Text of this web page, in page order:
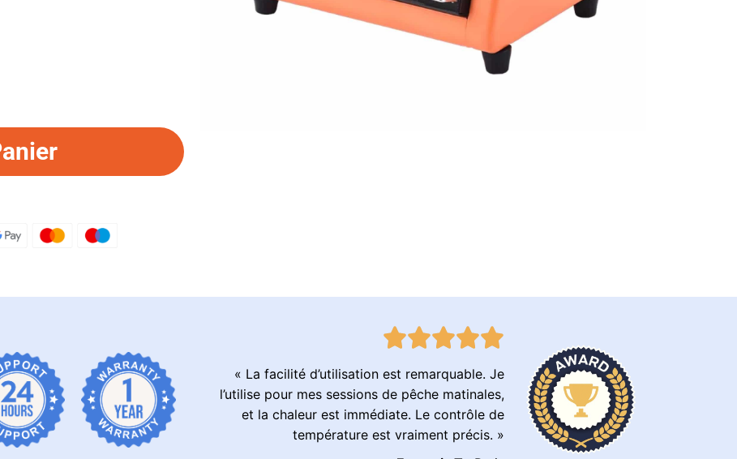
« La facilité d’utilisation est remarquable. Je
l’utilise pour mes sessions de pêche matinales,
et la chaleur est immédiate. Le contrôle de
température est vraiment précis. »